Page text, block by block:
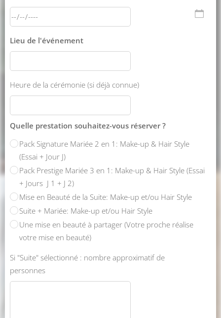
Lieu de l'événement
Heure de la cérémonie (si déjà connue)
Quelle prestation souhaitez-vous réserver ?
Pack Signature Mariée 2 en 1: Make-up & Hair Style
(Essai + Jour J)
Pack Prestige Mariée 3 en 1: Make-up & Hair Style (Essai
+ Jours J 1 + J 2)
Mise en Beauté de la Suite: Make-up et/ou Hair Style
Suite + Mariée: Make-up et/ou Hair Style
Une mise en beauté à partager (Votre proche réalise
votre mise en beauté)
Si "Suite" sélectionné : nombre approximatif de
personnes